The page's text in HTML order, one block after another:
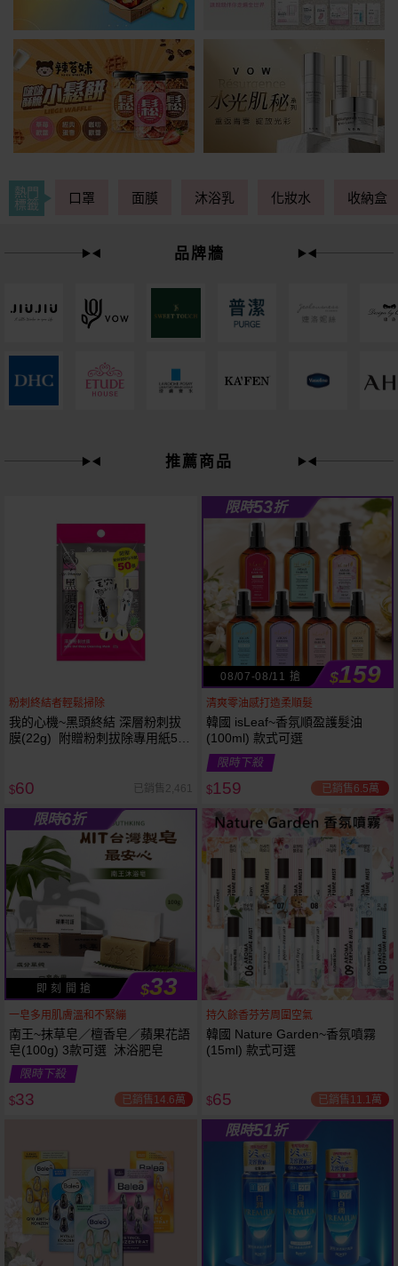
立刻送
熱門
標籤
口罩 面膜 沐浴乳 化妝水 收納盒
品牌牆
推薦商品
粉刺終結者輕鬆掃除
我的心機~黑頭終結 深層粉刺拔
膜(22g) 附贈粉刺拔除專用紙50
$60 已銷售2,461
限時53折
08/07-08/11 搶 $159
清爽零油感打造柔順髮
韓國 isLeaf~香氛順盈護髮油
(100ml) 款式可選
限時下殺
$159 已銷售6.5萬
限時6折
即 刻 開 搶 $33
一皂多用肌膚溫和不緊繃
南王~抹草皂／檀香皂／蘋果花語
皂(100g) 3款可選 沐浴肥皂
限時下殺
$33 已銷售14.6萬
持久餘香芬芳周圍空氣
韓國 Nature Garden~香氛噴霧
(15ml) 款式可選
$65 已銷售11.1萬
限時51折